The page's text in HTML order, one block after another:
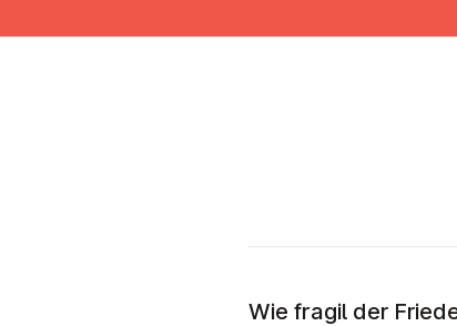
Wie fragil der